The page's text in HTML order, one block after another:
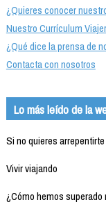
¿Quieres conocer
Nuestro Currículum
¿Qué dice la prensa de
Contacta con nosotros
Lo más leído de la
Si no quieres
Vivir viajando
¿Cómo hemos